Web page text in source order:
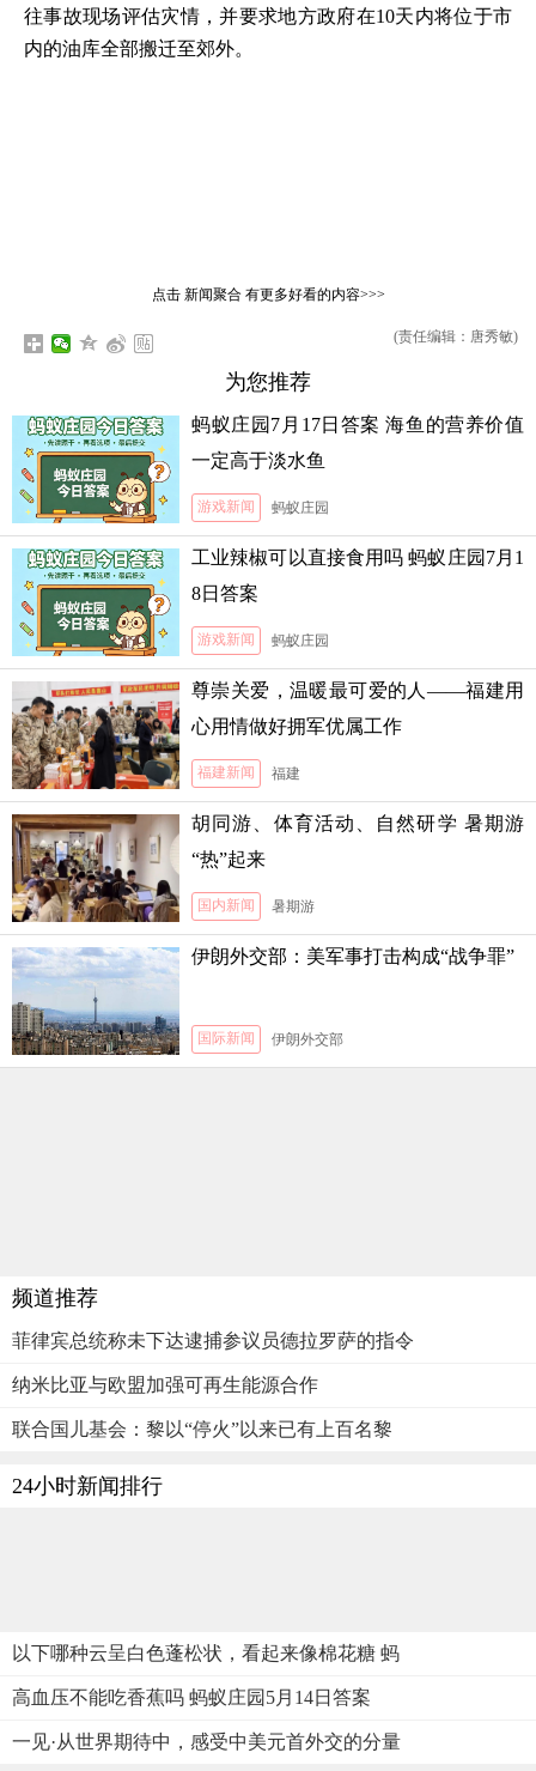
往事故现场评估灾情，并要求地方政府在10天内将位于市
内的油库全部搬迁至郊外。
点击 新闻聚合有更多好看的内容>>>
(责任编辑：唐秀敏)
为您推荐
蚂蚁庄园7月17日答案 海鱼的营养价值
一定高于淡水鱼
游戏新闻 蚂蚁庄园
工业辣椒可以直接食用吗 蚂蚁庄园7月1
8日答案
游戏新闻 蚂蚁庄园
尊崇关爱，温暖最可爱的人——福建用
心用情做好拥军优属工作
福建新闻 福建
胡同游、体育活动、自然研学 暑期游
“热”起来
国内新闻 暑期游
伊朗外交部：美军事打击构成“战争罪”
国际新闻 伊朗外交部
频道推荐
菲律宾总统称未下达逮捕参议员德拉罗萨的指令
纳米比亚与欧盟加强可再生能源合作
联合国儿基会：黎以“停火”以来已有上百名黎
24小时新闻排行
以下哪种云呈白色蓬松状，看起来像棉花糖 蚂
高血压不能吃香蕉吗 蚂蚁庄园5月14日答案
一见·从世界期待中，感受中美元首外交的分量